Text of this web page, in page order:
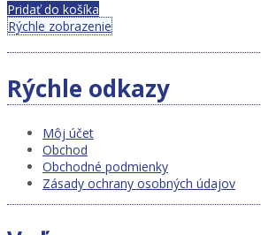
Pridať do košíka
Rýchle zobrazenie
Rýchle odkazy
Môj účet
Obchod
Obchodné podmienky
Zásady ochrany osobných údajov